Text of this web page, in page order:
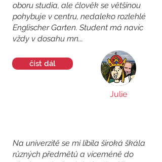
oboru studia, ale člověk se většinou
pohybuje v centru, nedaleko rozlehlé
Englischer Garten. Student má navíc
vždy v dosahu mn...
číst dál
Julie
Na univerzitě se mi líbila široká škála
různých předmětů a víceméně do